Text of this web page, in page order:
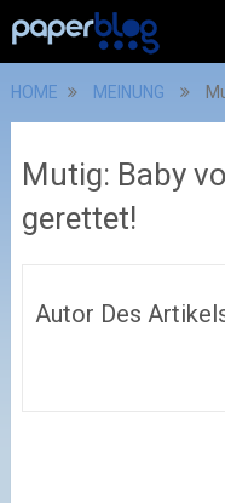
HOME MEINUNG
Mutig: Baby
gerettet!
Autor Des